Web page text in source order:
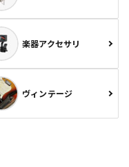
楽器アクセサリ
ヴィンテージ